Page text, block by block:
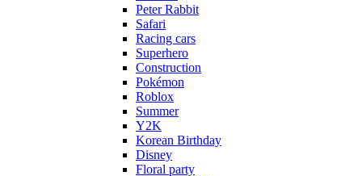
Peter Rabbit
Safari
Racing cars
Superhero
Construction
Pokémon
Roblox
Summer
Y2K
Korean Birthday
Disney
Floral party